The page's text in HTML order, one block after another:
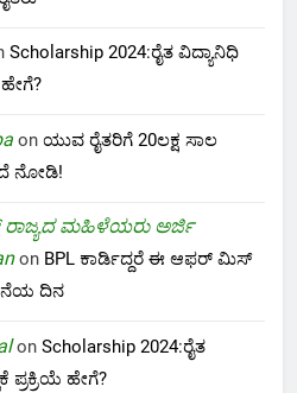
Scholarship 2024:ರೈತ ವಿದ್ಯಾನಿಧಿ
on ಯುವ ರೈತರಿಗೆ 20ಲಕ್ಷ ಸಾಲ
ನೋಡಿ!
ರಾಜ್ಯದ ಮಹಿಳೆಯರು ಅರ್ಜಿ
on BPL ಕಾರ್ಡಿದ್ದರೆ ಈ ಆಫರ್ ಮಿಸ್
ದಿನ
on Scholarship 2024:ರೈತ
ಪ್ರಕ್ರಿಯೆ ಹೇಗೆ?